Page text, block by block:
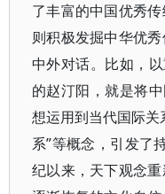
了丰富的中国优秀
则积极发掘中华优
中外对话。比如，
的赵汀阳，就是将
想运用到当代国际关
系”等概念，引发了
纪以来，天下观念